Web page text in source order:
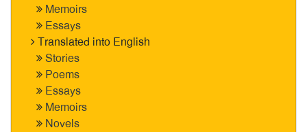
Memoirs
Essays
Translated into English
Stories
Poems
Essays
Memoirs
Novels